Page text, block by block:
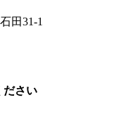
田31-1
ださい